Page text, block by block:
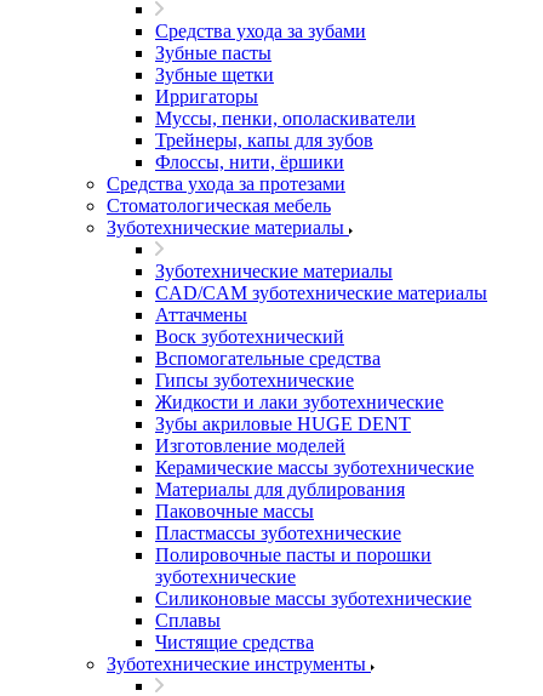
Средства ухода за зубами
Зубные пасты
Зубные щетки
Ирригаторы
Муссы, пенки, ополаскиватели
Трейнеры, капы для зубов
Флоссы, нити, ёршики
Средства ухода за протезами
Стоматологическая мебель
Зуботехнические материалы
Зуботехнические материалы
CAD/CAM зуботехнические материалы
Аттачмены
Воск зуботехнический
Вспомогательные средства
Гипсы зуботехнические
Жидкости и лаки зуботехнические
Зубы акриловые HUGE DENT
Изготовление моделей
Керамические массы зуботехнические
Материалы для дублирования
Паковочные массы
Пластмассы зуботехнические
Полировочные пасты и порошки
зуботехнические
Силиконовые массы зуботехнические
Сплавы
Чистящие средства
Зуботехнические инструменты